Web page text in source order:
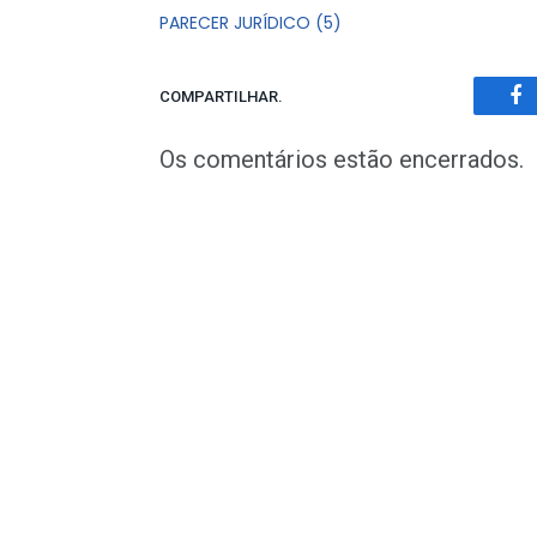
PARECER JURÍDICO (5)
COMPARTILHAR.
Os comentários estão encerrados.